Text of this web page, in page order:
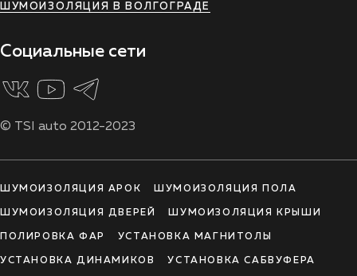
ШУМОИЗОЛЯЦИЯ В ВОЛГОГРАДЕ
Социальные сети
© TSI auto 2012-2023
ШУМОИЗОЛЯЦИЯ АРОК ШУМОИЗОЛЯЦИЯ ПОЛА
ШУМОИЗОЛЯЦИЯ ДВЕРЕЙ ШУМОИЗОЛЯЦИЯ КРЫШИ
ПОЛИРОВКА ФАР УСТАНОВКА МАГНИТОЛЫ
УСТАНОВКА ДИНАМИКОВ УСТАНОВКА САБВУФЕРА